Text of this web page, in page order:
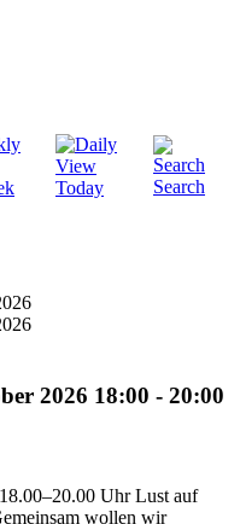
Today Search
2026 18:00 - 20:00
Uhr Lust auf
wollen wir